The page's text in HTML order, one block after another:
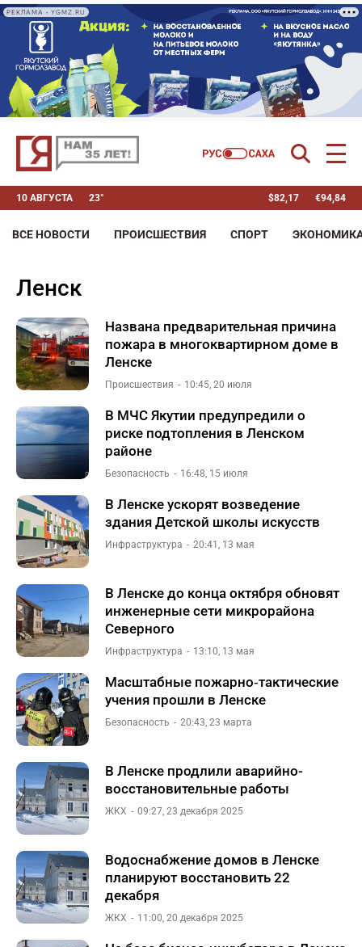
РЕКЛАМА • YGMZ.RU
10 АВГУСТА 23° $82,17 €94,84
ВСЕ НОВОСТИ ПРОИСШЕСТВИЯ СПОРТ
Ленск
Названа предварительная причина
пожара в многоквартирном доме в
Ленске
Происшествия 10:45, 20 июля
В МЧС Якутии предупредили о
риске подтопления в Ленском
районе
Безопасность 16:48, 15 июля
В Ленске ускорят возведение
здания Детской школы искусств
Инфраструктура 20:41, 13 мая
В Ленске до конца октября обновят
инженерные сети микрорайона
Северного
Инфраструктура 13:10, 13 мая
Масштабные пожарно‑тактические
учения прошли в Ленске
Безопасность 20:43, 23 марта
В Ленске продлили аварийно-
восстановительные работы
ЖКХ 09:27, 23 декабря 2025
Водоснабжение домов в Ленске
планируют восстановить 22
декабря
ЖКХ 11:00, 20 декабря 2025